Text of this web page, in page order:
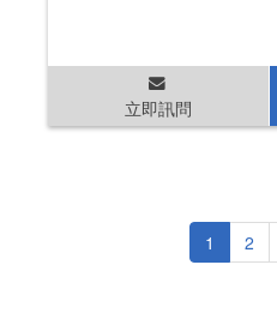
立即訊問
1 2